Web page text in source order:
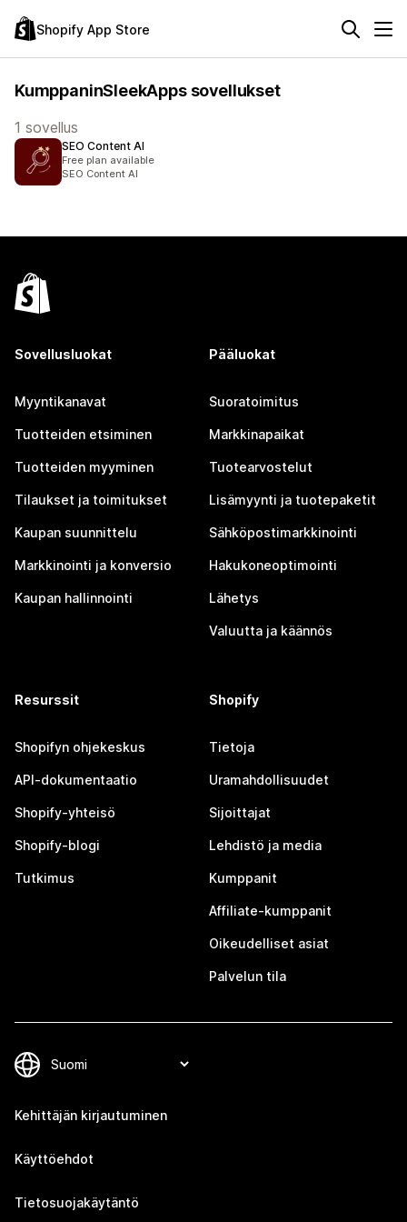
Shopify App Store
KumppaninSleekApps sovellukset
1 sovellus
SEO Content AI
Free plan available
SEO Content AI
Sovellusluokat
Myyntikanavat
Tuotteiden etsiminen
Tuotteiden myyminen
Tilaukset ja toimitukset
Kaupan suunnittelu
Markkinointi ja konversio
Kaupan hallinnointi
Pääluokat
Suoratoimitus
Markkinapaikat
Tuotearvostelut
Lisämyynti ja tuotepaketit
Sähköpostimarkkinointi
Hakukoneoptimointi
Lähetys
Valuutta ja käännös
Resurssit
Shopifyn ohjekeskus
API-dokumentaatio
Shopify-yhteisö
Shopify-blogi
Tutkimus
Shopify
Tietoja
Uramahdollisuudet
Sijoittajat
Lehdistö ja media
Kumppanit
Affiliate-kumppanit
Oikeudelliset asiat
Palvelun tila
Kehittäjän kirjautuminen
Käyttöehdot
Tietosuojakäytäntö